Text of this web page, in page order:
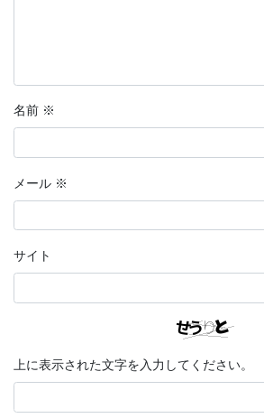
名前 ※
メール ※
サイト
上に表示された文字を入力してください。